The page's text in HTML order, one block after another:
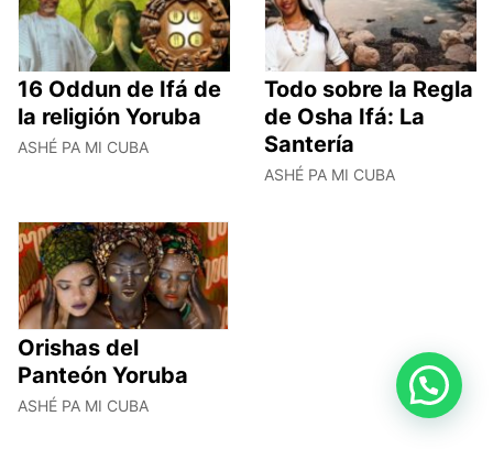
16 Oddun de Ifá de
la religión Yoruba
ASHÉ PA MI CUBA
Todo sobre la Regla
de Osha Ifá: La
Santería
ASHÉ PA MI CUBA
Orishas del
Panteón Yoruba
ASHÉ PA MI CUBA